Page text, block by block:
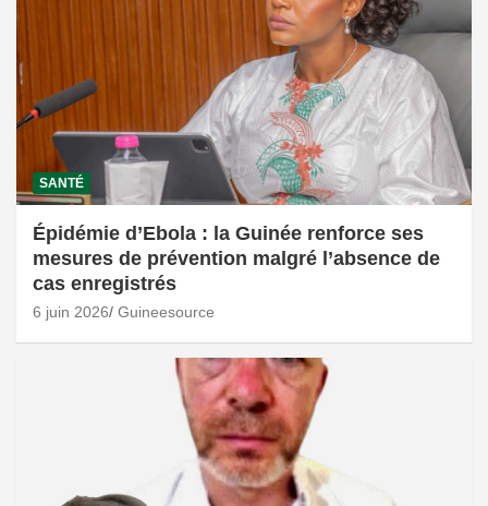
SANTÉ
Épidémie d’Ebola : la Guinée renforce ses
mesures de prévention malgré l’absence de
cas enregistrés
6 juin 2026 Guineesource